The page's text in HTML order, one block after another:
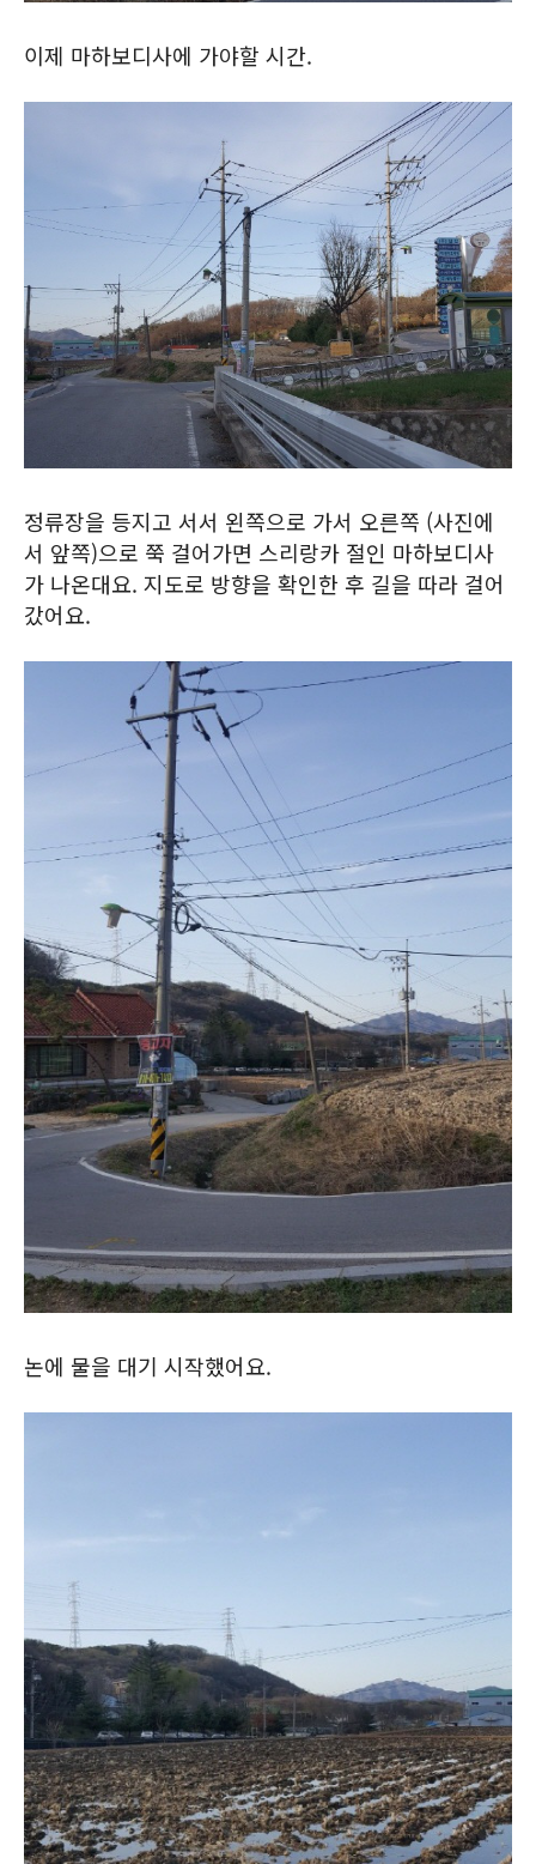
이제 마하보디사에 가야할 시간.
정류장을 등지고 서서 왼쪽으로 가서 오른쪽 (사진에
서 앞쪽)으로 쭉 걸어가면 스리랑카 절인 마하보디사
가 나온대요. 지도로 방향을 확인한 후 길을 따라 걸어
갔어요.
논에 물을 대기 시작했어요.